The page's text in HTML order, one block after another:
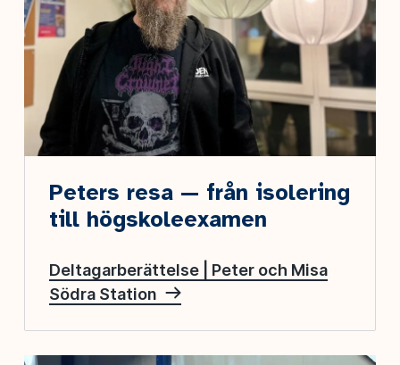
Peters resa — från isolering
till högskoleexamen
Deltagarberättelse | Peter och Misa
Södra Station